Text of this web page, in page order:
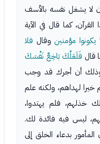
لا يشغل نفسه بالأسف
كما قال في الآية
مؤمنينوقال فلا
قال فَلَعَلَّكَ بَاخِعٌ نَفْسَكَ
وذلك أن أجرك قد وجب
خيرا لهداهم، ولكنه علم
خذلهم، فلم يهتدوا،
ليس فيه فائدة لك.
بدعاء الخلق إلى